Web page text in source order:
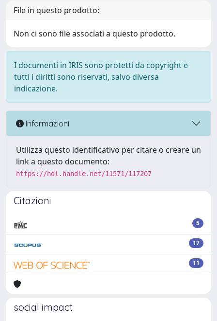
File in questo prodotto:
Non ci sono file associati a questo prodotto.
I documenti in IRIS sono protetti da copyright e
tutti i diritti sono riservati, salvo diversa
indicazione.
Informazioni
Utilizza questo identificativo per citare o creare un
link a questo documento:
https://hdl.handle.net/11571/117207
Citazioni
5
17
11
social impact